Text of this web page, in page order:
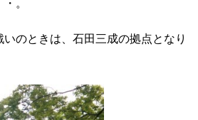
。
のときは、石田三成の拠点となり